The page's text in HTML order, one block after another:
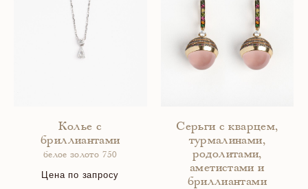
Колье с
бриллиантами
белое золото 750
Цена по запросу
Серьги с кварцем,
турмалинами,
родолитами,
аметистами и
бриллиантами